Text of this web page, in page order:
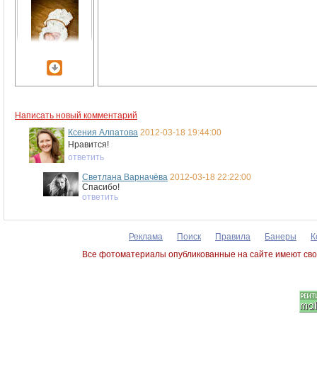
Написать новый комментарий
Ксения Алпатова 2012-03-18 19:44:00
Нравится!
ответить
Светлана Варначёва 2012-03-18 22:22:00
Спасибо!
ответить
Реклама Поиск Правила Банеры
Все фотоматериалы опубликованные на сайте имеют